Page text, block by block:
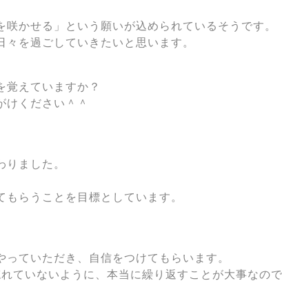
かせる」という願いが込められているそうです。
を過ごしていきたいと思います。
覚えていますか？
けください＾＾
ました。
らうことを目標としています。
ていただき、自信をつけてもらいます。
ていないように、本当に繰り返すことが大事なので